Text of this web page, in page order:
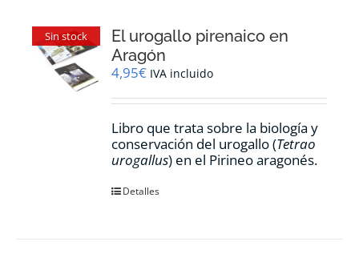
Sin stock
El urogallo pirenaico en
Aragón
4,95€ IVA incluido
Libro que trata sobre la biología y
conservación del urogallo (Tetrao
urogallus) en el Pirineo aragonés.
Detalles